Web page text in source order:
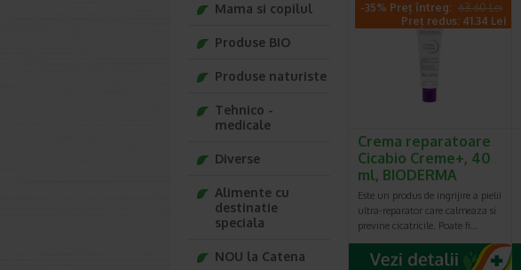
-35% Preț întreg: 63.60 Lei
Preț redus: 41.34 Lei
Crema reparatoare
Cicabio Creme+, 40
ml, BIODERMA
Este un produs de ingrijire a pielii
ultra-reparator care calmeaza si
previne cicatricile. Poate fi…
Mama si copilul
Produse BIO
Produse naturiste
Tehnico -
medicale
Diverse
Alimente cu
destinatie
speciala
NOU la Catena